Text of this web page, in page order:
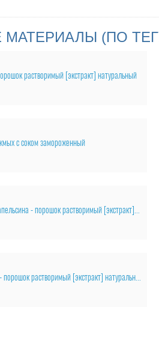
(ПО
растворимый [экстракт] натуральный
с соком замороженный
Цедра апельсина - порошок растворимый [экстракт] натуральный
Ананас - порошок растворимый [экстракт] натуральный